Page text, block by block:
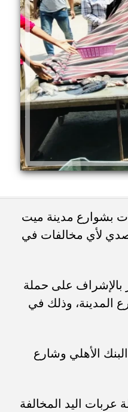
بشوارع مدينة ميت
لأي مخالفات في
بالإشراف على حملة
المدينة، وذلك في
الأهلي وشارع
اليد المخالفة
يعتمد جدول إمتحانات الدور